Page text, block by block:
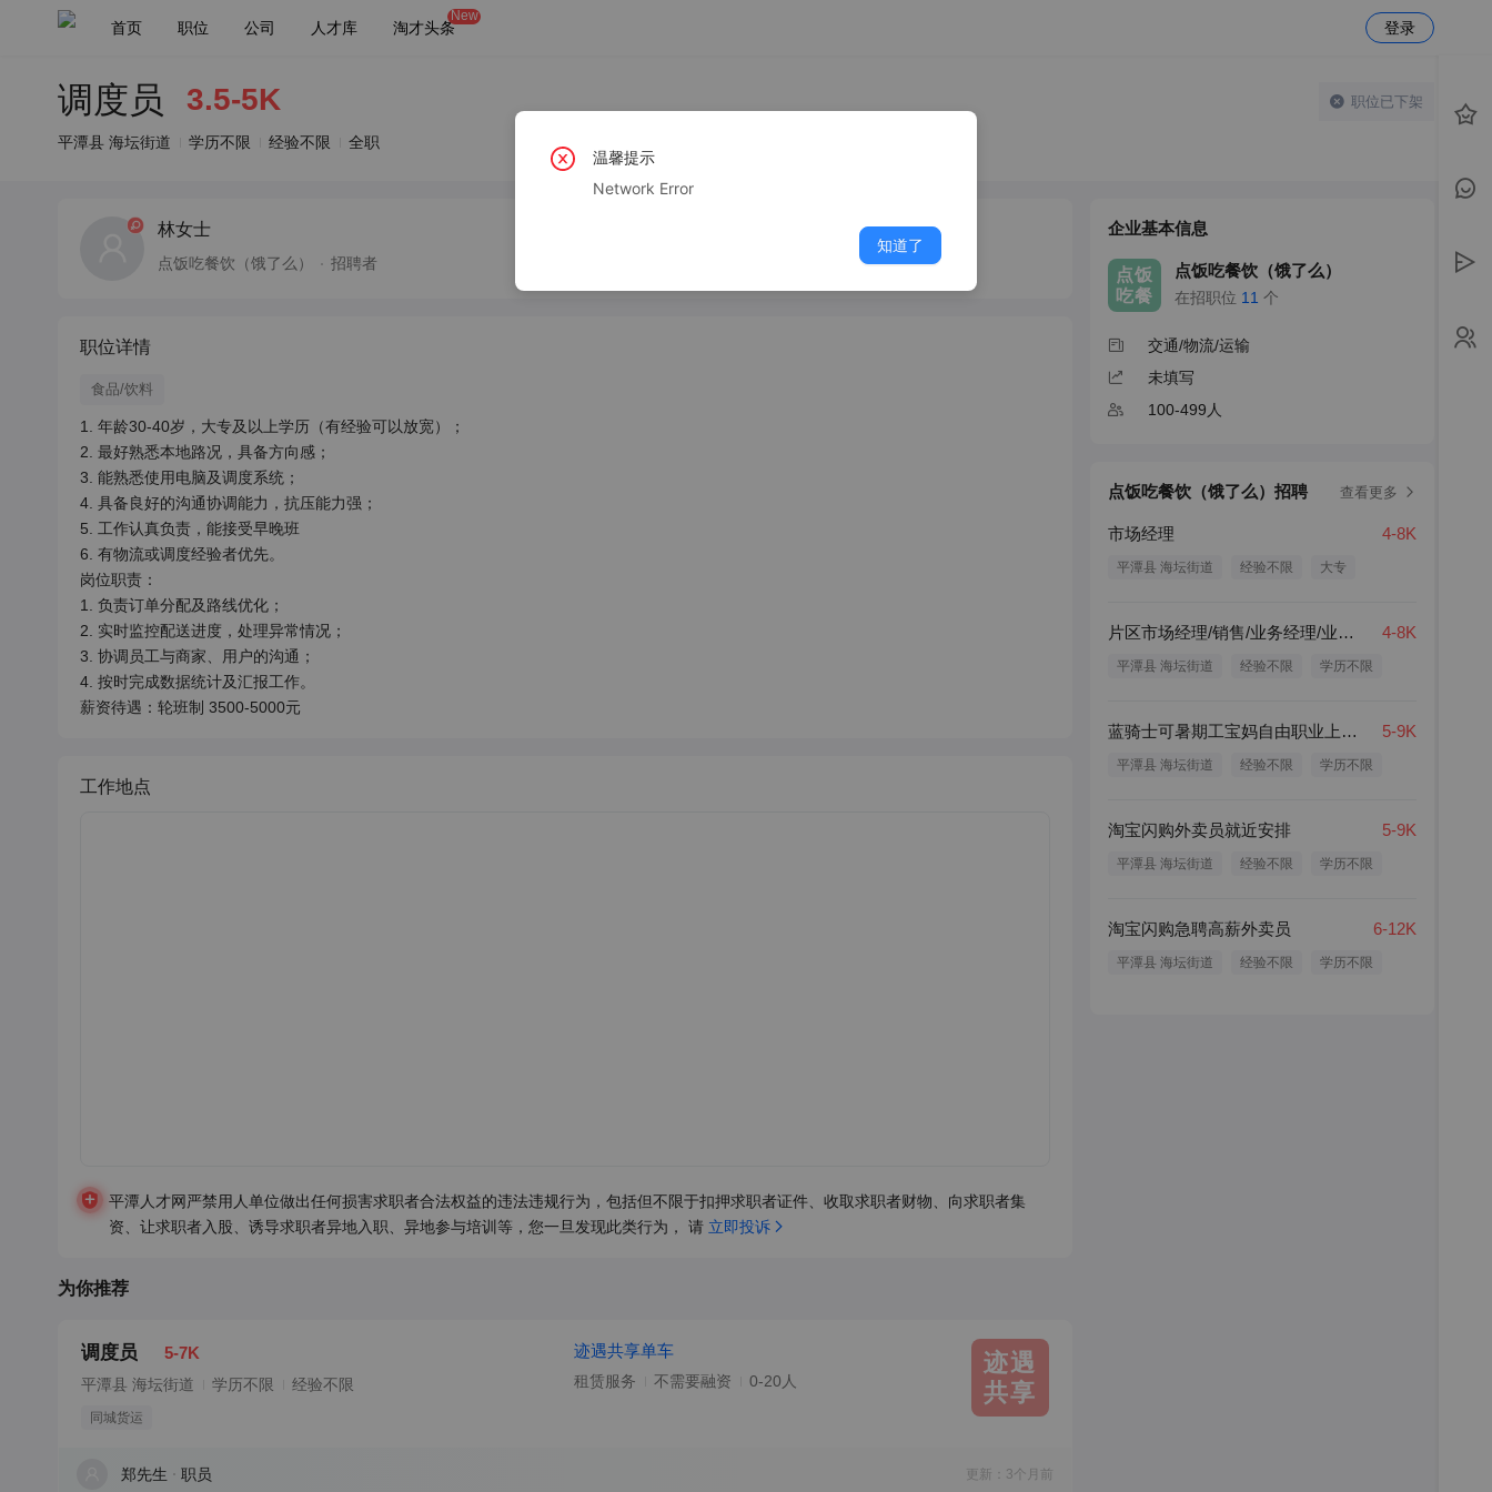
首页 职位 公司 人才库 淘才头条
New
登录
调度员 3.5-5K
平潭县 海坛街道 学历不限 经验不限 全职
职位已下架
林女士
点饭吃餐饮（饿了么） 招聘者
职位详情
食品/饮料
1. 年龄30-40岁，大专及以上学历（有经验可以放宽）；
2. 最好熟悉本地路况，具备方向感；
3. 能熟悉使用电脑及调度系统；
4. 具备良好的沟通协调能力，抗压能力强；
5. 工作认真负责，能接受早晚班
6. 有物流或调度经验者优先。
岗位职责：
1. 负责订单分配及路线优化；
2. 实时监控配送进度，处理异常情况；
3. 协调员工与商家、用户的沟通；
4. 按时完成数据统计及汇报工作。
薪资待遇：轮班制 3500-5000元
工作地点
平潭人才网严禁用人单位做出任何损害求职者合法权益的违法违规行为，包括但不限于扣押求职者证件、收取求职者财物、向求职者集
资、让求职者入股、诱导求职者异地入职、异地参与培训等，您一旦发现此类行为， 请 立即投诉
为你推荐
调度员 5-7K
平潭县 海坛街道 学历不限 经验不限
同城货运
迹遇共享单车
租赁服务 不需要融资 0-20人
迹遇
共享
郑先生 职员 更新：3个月前
企业基本信息
点饭
吃餐
点饭吃餐饮（饿了么）
在招职位 11 个
交通/物流/运输
未填写
100-499人
点饭吃餐饮（饿了么）招聘 查看更多
市场经理 4-8K
平潭县 海坛街道 经验不限 大专
片区市场经理/销售/业务经理/业务员 4-8K
平潭县 海坛街道 经验不限 学历不限
蓝骑士可暑期工宝妈自由职业上班族 5-9K
平潭县 海坛街道 经验不限 学历不限
淘宝闪购外卖员就近安排 5-9K
平潭县 海坛街道 经验不限 学历不限
淘宝闪购急聘高薪外卖员 6-12K
平潭县 海坛街道 经验不限 学历不限
温馨提示
Network Error
知道了